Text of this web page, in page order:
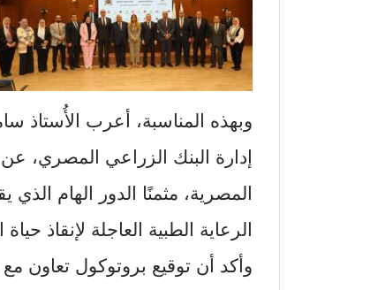
وبهذه المناسبة، أعرب الأُستاذ
إدارة البنك الزراعي المصري، عن
المصرية، مثمنًا الدور الهام
الرعاية الطبية العاجلة لإنقاذ
وأكد أن توقيع بروتوكول تعاون